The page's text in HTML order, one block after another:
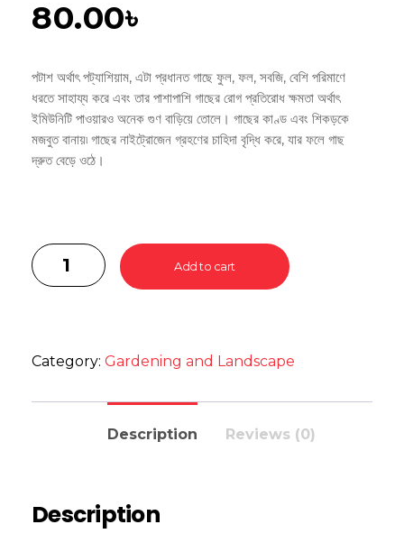
80.00৳
পটাশ অর্থাৎ পট্যাশিয়াম, এটা প্রধানত গাছে ফুল, ফল, সবজি, বেশি পরিমাণে
ধরতে সাহায্য করে এবং তার পাশাপাশি গাছের রোগ প্রতিরোধ ক্ষমতা অর্থাৎ
ইমিউনিটি পাওয়ারও অনেক গুণ বাড়িয়ে তোলে। গাছের কাণ্ড এবং শিকড়কে
মজবুত বানায়৷ গাছের নাইট্রোজেন গ্রহণের চাহিদা বৃদ্ধি করে, যার ফলে গাছ
দ্রুত বেড়ে ওঠে।
Add to cart
Category: Gardening and Landscape
Description Reviews (0)
Description